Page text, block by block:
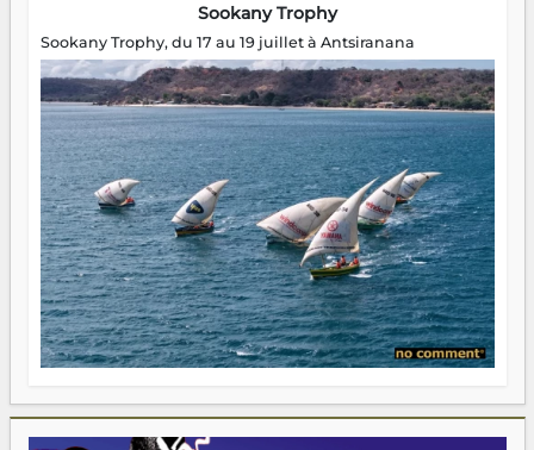
Sookany Trophy
Sookany Trophy, du 17 au 19 juillet à Antsiranana